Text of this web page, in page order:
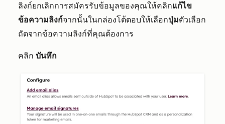
ลิงก์ยกเลิกการสมัครรับข้อมูลของคุณให้คลิกแก้ไข
ข้อความลิงก์จากนั้นในกล่องโต้ตอบให้เลือกปุ่มตัวเลือก
ถัดจากข้อความลิงก์ที่คุณต้องการ
คลิก บันทึก